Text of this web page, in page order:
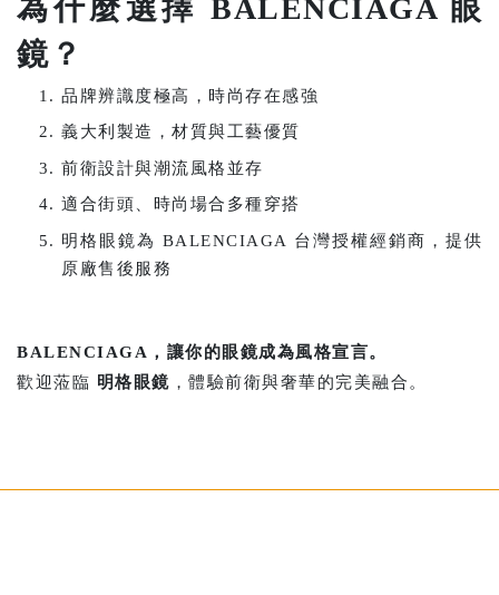
為什麼選擇 BALENCIAGA 眼
鏡？
品牌辨識度極高，時尚存在感強
義大利製造，材質與工藝優質
前衛設計與潮流風格並存
適合街頭、時尚場合多種穿搭
明格眼鏡為 BALENCIAGA 台灣授權經銷商，提供
原廠售後服務
BALENCIAGA，讓你的眼鏡成為風格宣言。
歡迎蒞臨 明格眼鏡 ，體驗前衛與奢華的完美融合。